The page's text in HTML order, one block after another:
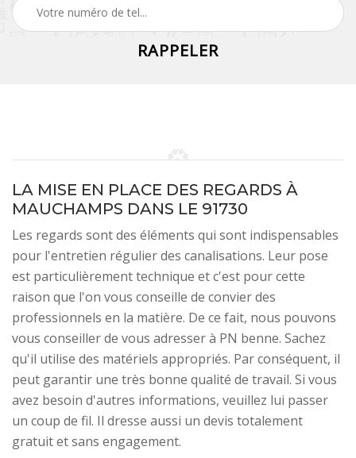
LA MISE EN PLACE DES REGARDS À
MAUCHAMPS DANS LE 91730
Les regards sont des éléments qui sont indispensables
pour l'entretien régulier des canalisations. Leur pose
est particulièrement technique et c'est pour cette
raison que l'on vous conseille de convier des
professionnels en la matière. De ce fait, nous pouvons
vous conseiller de vous adresser à PN benne. Sachez
qu'il utilise des matériels appropriés. Par conséquent, il
peut garantir une très bonne qualité de travail. Si vous
avez besoin d'autres informations, veuillez lui passer
un coup de fil. Il dresse aussi un devis totalement
gratuit et sans engagement.